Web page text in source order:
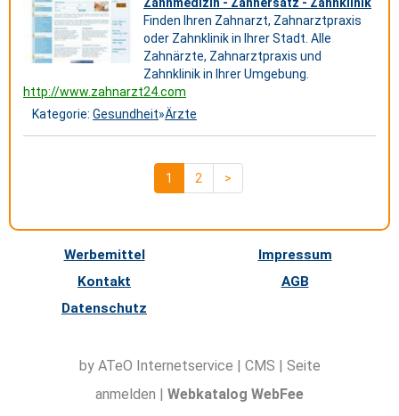
Finden Ihren Zahnarzt, Zahnarztpraxis
oder Zahnklinik in Ihrer Stadt. Alle
Zahnärzte, Zahnarztpraxis und
Zahnklinik in Ihrer Umgebung.
http://www.zahnarzt24.com
Kategorie: Gesundheit»Ärzte
1 2 >
Werbemittel
Impressum
Kontakt
AGB
Datenschutz
by ATeO Internetservice | CMS | Seite
anmelden | Webkatalog WebFee